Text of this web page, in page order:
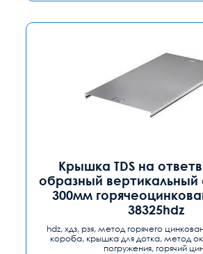
Крышка TDS на
образный вертикальный
300мм
38325hdz
hdz, хдз, рзя, метод горячего
короба, крышка для дотка, метод
погружения, горячий